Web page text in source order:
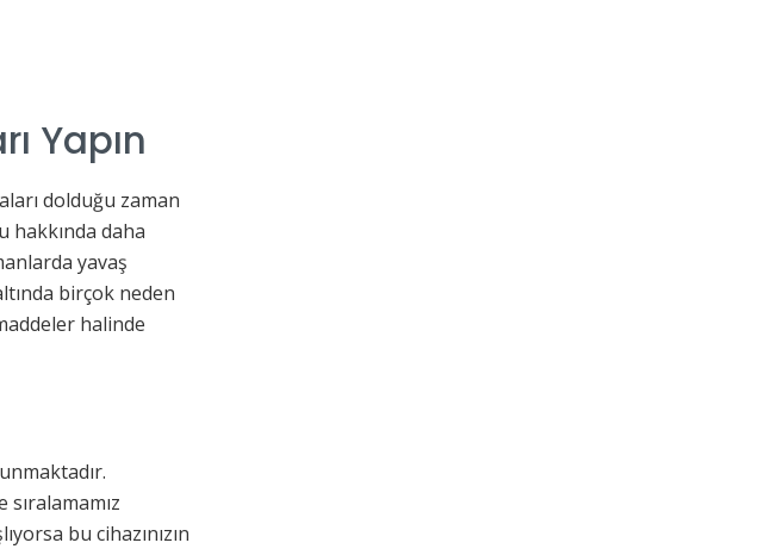
Yapın
dolduğu zaman
hakkında daha
yavaş
birçok neden
halinde
sıralamamız
bu cihazınızın